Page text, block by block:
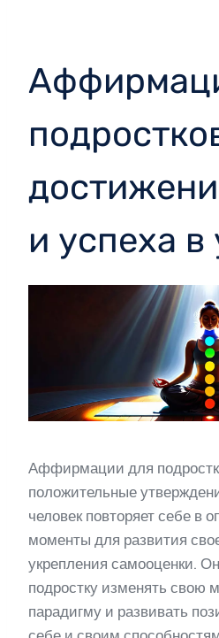
и успеха в
Аффирмации для
положительные
человек повторяет себе в
моменты для развития
укрепления самооценки.
подростку изменять свою
парадигму и развивать